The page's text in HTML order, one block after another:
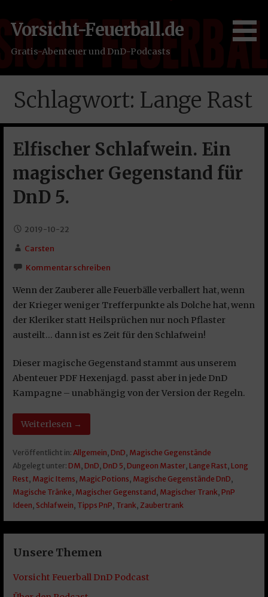
Inhalt
springen
Vorsicht-Feuerball.de
Gratis-Abenteuer und DnD-Podcasts
Schlagwort: Lange Rast
Elfischer Schlafwein. Ein
magischer Gegenstand für
DnD 5.
2019-10-22
Carsten
Kommentar schreiben
Wenn der Zauberer alle Feuerbälle verballert hat, wenn
der Krieger weniger Trefferpunkte als Dolche hat, wenn
der Kleriker statt Heilsprüchen nur noch Pflaster
austeilt… dann ist es Zeit für den Schlafwein!
Dieser magische Gegenstand stammt aus unserem
Abenteuer PDF Hexenjagd. passt aber in jede DnD
Kampagne – unabhängig von der Version der Regeln.
Weiterlesen →
Veröffentlicht in: Allgemein, DnD, Magische Gegenstände
Abgelegt unter: DM, DnD, DnD 5, Dungeon Master, Lange Rast, Long
Rest, Magic Items, Magic Potions, Magische Gegenstände DnD,
Magische Tränke, Magischer Gegenstand , Magischer Trank, PnP
Ideen, Schlafwein, Tipps PnP, Trank, Zaubertrank
Unsere Themen
Vorsicht Feuerball DnD Podcast